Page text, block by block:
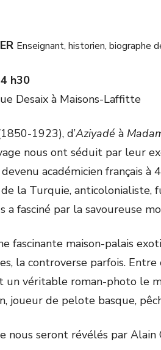
Enseignant, historien, biographe
h30
Desaix à Maisons-Laffitte
1923), d’Aziyadé à
nous ont séduit par leur
académicien français à
la Turquie, anticolonialiste,
a fasciné par la savoureuse
fascinante maison-palais
la controverse parfois.
un véritable roman-photo le
joueur de pelote basque,
nous seront révélés par